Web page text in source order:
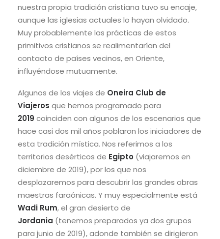
nuestra propia tradición cristiana tuvo su encaje,
aunque las iglesias actuales lo hayan olvidado.
Muy probablemente las prácticas de estos
primitivos cristianos se realimentarían del
contacto de países vecinos, en Oriente,
influyéndose mutuamente.
Algunos de los viajes de Oneira Club de
Viajeros que hemos programado para
2019 coinciden con algunos de los escenarios que
hace casi dos mil años poblaron los iniciadores de
esta tradición mística. Nos referimos a los
territorios desérticos de Egipto (viajaremos en
diciembre de 2019), por los que nos
desplazaremos para descubrir las grandes obras
maestras faraónicas. Y muy especialmente está
Wadi Rum, el gran desierto de
Jordania (tenemos preparados ya dos grupos
para junio de 2019), adonde también se dirigieron